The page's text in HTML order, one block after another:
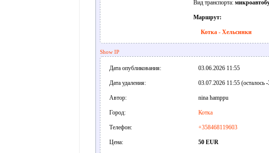
Вид транспорта:
Маршрут:
Котка - Хельсинки
Show IP
Дата опубликования: 03.06.2026 11:55
Дата удаления: 03.07.2026 11:55 (осталось -
Автор: nina hamppu
Город: Котка
Телефон: +358468119603
Цена: 50 EUR